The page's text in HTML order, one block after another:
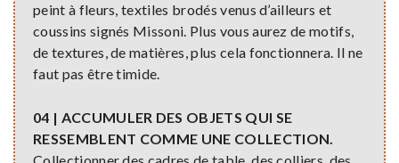
peint à fleurs, textiles brodés venus d’ailleurs et
coussins signés Missoni. Plus vous aurez de motifs,
de textures, de matières, plus cela fonctionnera. Il ne
faut pas être timide.
04 | ACCUMULER DES OBJETS QUI SE
RESSEMBLENT COMME UNE COLLECTION.